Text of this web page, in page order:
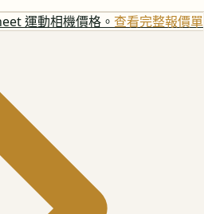
運動相機價格。 查看完整報價單